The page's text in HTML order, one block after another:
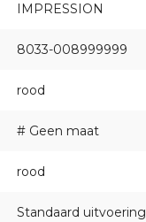
IMPRESSION
8033-008999999
rood
# Geen maat
rood
Standaard uitvoering